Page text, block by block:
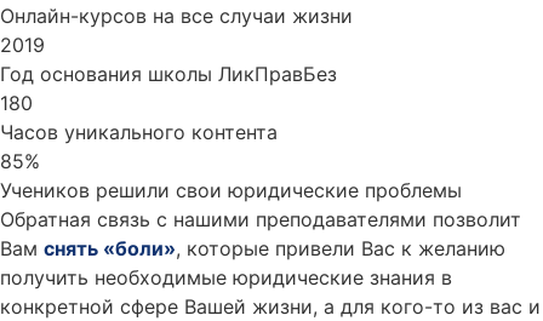
Онлайн-курсов на все случаи жизни
2019
Год основания школы ЛикПравБез
180
Часов уникального контента
85%
Учеников решили свои юридические проблемы
Обратная связь с нашими преподавателями позволит
Вам снять «боли», которые привели Вас к желанию
получить необходимые юридические знания в
конкретной сфере Вашей жизни, а для кого-то из вас и